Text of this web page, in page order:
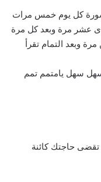
كل يوم خمس مرات
عشر مرة وبعد كل مرة
وبعد التمام تقرأ
سهل يامتمم تمم
تقضى حاجتك كائنة